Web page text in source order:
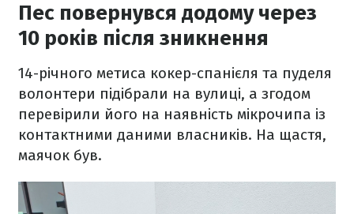
Пес повернувся додому через
10 років після зникнення
14-річного метиса кокер-спанієля та пуделя
волонтери підібрали на вулиці, а згодом
перевірили його на наявність мікрочипа із
контактними даними власників. На щастя,
маячок був.